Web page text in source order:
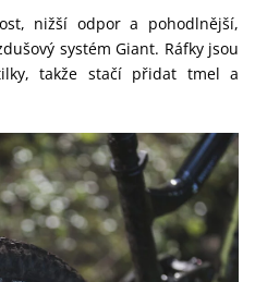
nižší odpor a pohodlnější,
systém Giant. Ráfky jsou
takže stačí přidat tmel a